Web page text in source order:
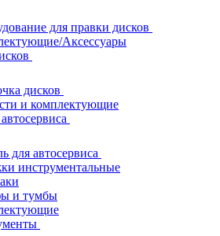
для правки дисков
Аксессуары
дисков
и комплектующие
для автосервиса
инструментальные
и тумбы